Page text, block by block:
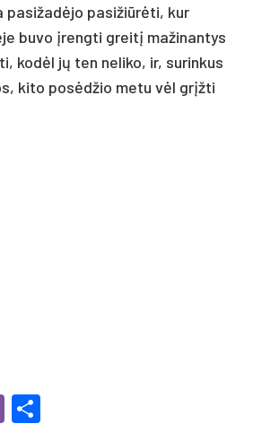
pasižadėjo pasižiūrėti, kur
buvo įrengti greitį mažinantys
kodėl jų ten neliko, ir, surinkus
kito posėdžio metu vėl grįžti
Viber